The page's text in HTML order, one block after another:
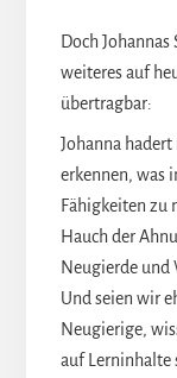
Doch
weiteres auf
übertragbar:
Johanna
erkennen, was
Fähigkeiten zu
Hauch der
Neugierde und
Und seien wir
Neugierige,
auf Lerninhalte